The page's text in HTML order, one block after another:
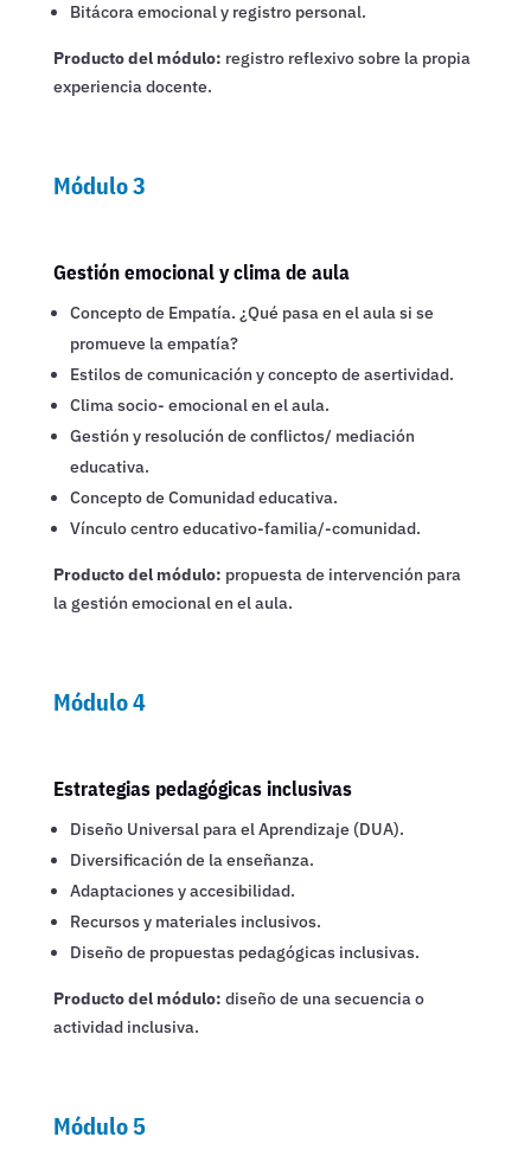
Bitácora emocional y registro personal.
Producto del módulo: registro reflexivo sobre la propia
experiencia docente.
Módulo 3
Gestión emocional y clima de aula
Concepto de Empatía. ¿Qué pasa en el aula si se
promueve la empatía?
Estilos de comunicación y concepto de asertividad.
Clima socio- emocional en el aula.
Gestión y resolución de conflictos/ mediación
educativa.
Concepto de Comunidad educativa.
Vínculo centro educativo-familia/-comunidad.
Producto del módulo: propuesta de intervención para
la gestión emocional en el aula.
Módulo 4
Estrategias pedagógicas inclusivas
Diseño Universal para el Aprendizaje (DUA).
Diversificación de la enseñanza.
Adaptaciones y accesibilidad.
Recursos y materiales inclusivos.
Diseño de propuestas pedagógicas inclusivas.
Producto del módulo: diseño de una secuencia o
actividad inclusiva.
Módulo 5